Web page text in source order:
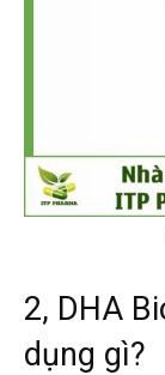
2, DHA
dụng gì?